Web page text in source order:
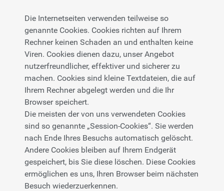
Die Internetseiten verwenden teilweise so
genannte Cookies. Cookies richten auf Ihrem
Rechner keinen Schaden an und enthalten keine
Viren. Cookies dienen dazu, unser Angebot
nutzerfreundlicher, effektiver und sicherer zu
machen. Cookies sind kleine Textdateien, die auf
Ihrem Rechner abgelegt werden und die Ihr
Browser speichert.
Die meisten der von uns verwendeten Cookies
sind so genannte „Session-Cookies“. Sie werden
nach Ende Ihres Besuchs automatisch gelöscht.
Andere Cookies bleiben auf Ihrem Endgerät
gespeichert, bis Sie diese löschen. Diese Cookies
ermöglichen es uns, Ihren Browser beim nächsten
Besuch wiederzuerkennen.